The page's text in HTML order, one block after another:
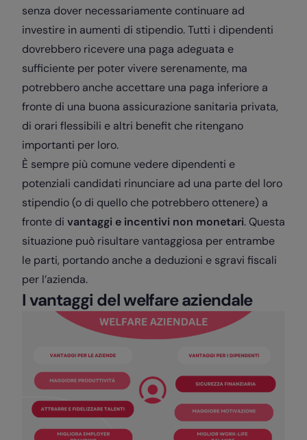
senza dover necessariamente continuare ad
investire in aumenti di stipendio. Tutti i dipendenti
dovrebbero ricevere una paga adeguata e
sufficiente per poter vivere serenamente, ma
potrebbero anche accettare una paga inferiore a
fronte di una buona assicurazione sanitaria privata,
di orari flessibili e altri benefit che ritengano
importanti per loro.
È sempre più comune vedere dipendenti e
potenziali candidati rinunciare ad una parte del loro
stipendio (o di quello che potrebbero ottenere) a
fronte di vantaggi e incentivi non monetari. Questa
situazione può risultare vantaggiosa per entrambe
le parti, portando anche a deduzioni e sgravi fiscali
per l’azienda.
I vantaggi del welfare aziendale